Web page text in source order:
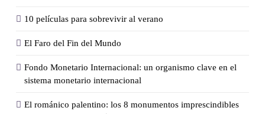
10 películas para sobrevivir al verano
El Faro del Fin del Mundo
Fondo Monetario Internacional: un organismo clave en el
sistema monetario internacional
El románico palentino: los 8 monumentos imprescindibles